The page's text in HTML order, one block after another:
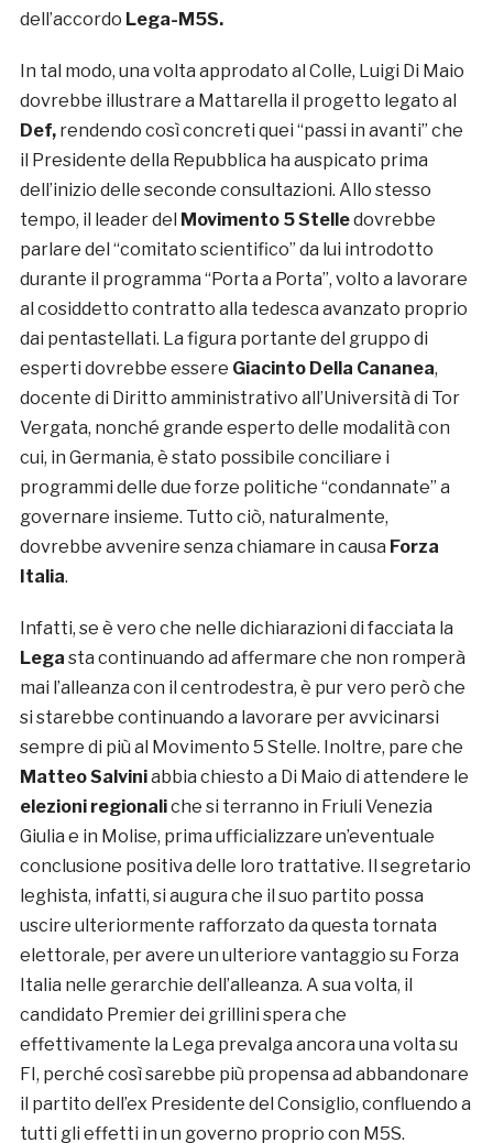
dell’accordo Lega-M5S.
In tal modo, una volta approdato al Colle, Luigi Di Maio
dovrebbe illustrare a Mattarella il progetto legato al
Def,rendendo così concreti quei “passi in avanti” che
il Presidente della Repubblica ha auspicato prima
dell’inizio delle seconde consultazioni. Allo stesso
tempo, il leader del Movimento 5 Stelledovrebbe
parlare del “comitato scientifico” da lui introdotto
durante il programma “Porta a Porta”, volto a lavorare
al cosiddetto contratto alla tedesca avanzato proprio
dai pentastellati. La figura portante del gruppo di
esperti dovrebbe essere Giacinto Della Cananea,
docente di Diritto amministrativo all’Università di Tor
Vergata, nonché grande esperto delle modalità con
cui, in Germania, è stato possibile conciliare i
programmi delle due forze politiche “condannate” a
governare insieme. Tutto ciò, naturalmente,
dovrebbe avvenire senza chiamare in causa Forza
Italia.
Infatti, se è vero che nelle dichiarazioni di facciata la
Lega sta continuando ad affermare che non romperà
mai l’alleanza con il centrodestra, è pur vero però che
si starebbe continuando a lavorare per avvicinarsi
sempre di più al Movimento 5 Stelle. Inoltre, pare che
Matteo Salviniabbia chiesto a Di Maio di attendere le
elezioni regionaliche si terranno in Friuli Venezia
Giulia e in Molise, prima ufficializzare un’eventuale
conclusione positiva delle loro trattative. Il segretario
leghista, infatti, si augura che il suo partito possa
uscire ulteriormente rafforzato da questa tornata
elettorale, per avere un ulteriore vantaggio su Forza
Italia nelle gerarchie dell’alleanza. A sua volta, il
candidato Premier dei grillini spera che
effettivamente la Lega prevalga ancora una volta su
FI, perché così sarebbe più propensa ad abbandonare
il partito dell’ex Presidente del Consiglio, confluendo a
tutti gli effetti in un governo proprio con M5S.